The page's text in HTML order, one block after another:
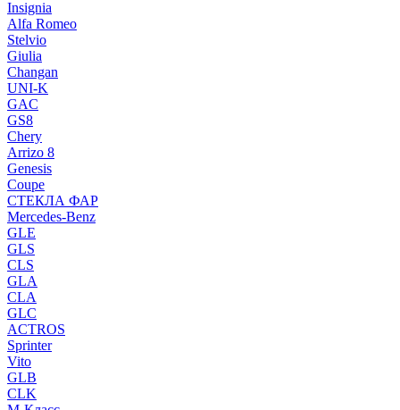
Insignia
Alfa Romeo
Stelvio
Giulia
Changan
UNI-K
GAC
GS8
Chery
Arrizo 8
Genesis
Coupe
СТЕКЛА ФАР
Mercedes-Benz
GLE
GLS
CLS
GLA
CLA
GLC
ACTROS
Sprinter
Vito
GLB
CLK